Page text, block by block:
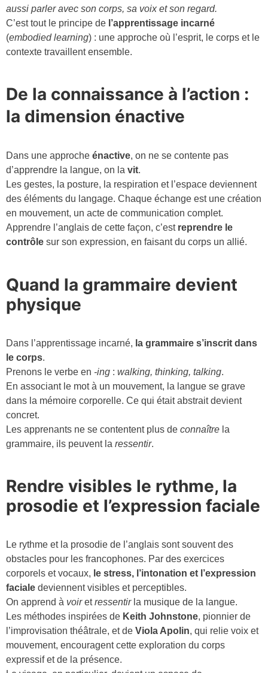
aussi parler avec son corps, sa voix et son regard.
C’est tout le principe de l’apprentissage incarné
(embodied learning) : une approche où l’esprit, le corps et le
contexte travaillent ensemble.
De la connaissance à l’action :
la dimension énactive
Dans une approche énactive, on ne se contente pas
d’apprendre la langue, on la vit.
Les gestes, la posture, la respiration et l’espace deviennent
des éléments du langage. Chaque échange est une création
en mouvement, un acte de communication complet.
Apprendre l’anglais de cette façon, c’est reprendre le
contrôle sur son expression, en faisant du corps un allié.
Quand la grammaire devient
physique
Dans l’apprentissage incarné, la grammaire s’inscrit dans
le corps.
Prenons le verbe en -ing : walking, thinking, talking.
En associant le mot à un mouvement, la langue se grave
dans la mémoire corporelle. Ce qui était abstrait devient
concret.
Les apprenants ne se contentent plus de connaître la
grammaire, ils peuvent la ressentir.
Rendre visibles le rythme, la
prosodie et l’expression faciale
Le rythme et la prosodie de l’anglais sont souvent des
obstacles pour les francophones. Par des exercices
corporels et vocaux, le stress, l’intonation et l’expression
faciale deviennent visibles et perceptibles.
On apprend à voiretressentirla musique de la langue.
Les méthodes inspirées de Keith Johnstone, pionnier de
l’improvisation théâtrale, et de Viola Apolin, qui relie voix et
mouvement, encouragent cette exploration du corps
expressif et de la présence.